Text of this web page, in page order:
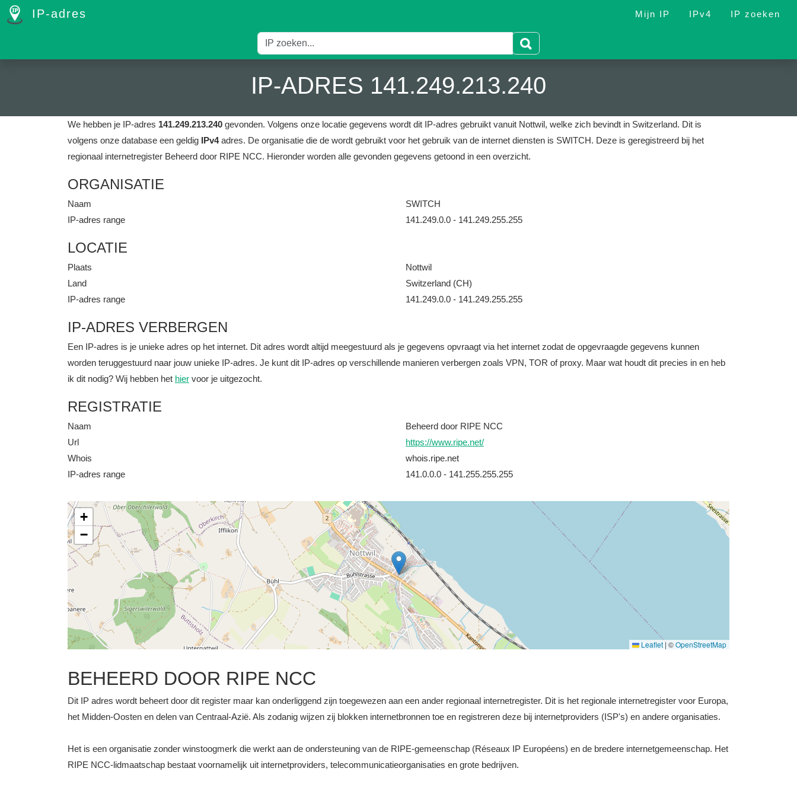
IP-adres Mijn IP IPv4 IP zoeken
IP-ADRES 141.249.213.240
We hebben je IP-adres 141.249.213.240 gevonden. Volgens onze locatie gegevens wordt dit IP-adres gebruikt vanuit Nottwil, welke zich bevindt in Switzerland. Dit is
volgens onze database een geldig IPv4adres. De organisatie die de wordt gebruikt voor het gebruik van de internet diensten is SWITCH. Deze is geregistreerd bij het
regionaal internetregister Beheerd door RIPE NCC. Hieronder worden alle gevonden gegevens getoond in een overzicht.
ORGANISATIE
Naam
SWITCH
IP-adres range
141.249.0.0 - 141.249.255.255
LOCATIE
Plaats
Nottwil
Land
Switzerland (CH)
IP-adres range
141.249.0.0 - 141.249.255.255
IP-ADRES VERBERGEN
Een IP-adres is je unieke adres op het internet. Dit adres wordt altijd meegestuurd als je gegevens opvraagt via het internet zodat de opgevraagde gegevens kunnen
worden teruggestuurd naar jouw unieke IP-adres. Je kunt dit IP-adres op verschillende manieren verbergen zoals VPN, TOR of proxy. Maar wat houdt dit precies in en heb
ik dit nodig? Wij hebben het hier voor je uitgezocht.
REGISTRATIE
Naam
Beheerd door RIPE NCC
Url
https://www.ripe.net/
Whois
whois.ripe.net
IP-adres range
141.0.0.0 - 141.255.255.255
+
−
Leaflet | ©OpenStreetMap
BEHEERD DOOR RIPE NCC
Dit IP adres wordt beheert door dit register maar kan onderliggend zijn toegewezen aan een ander regionaal internetregister. Dit is het regionale internetregister voor Europa,
het Midden-Oosten en delen van Centraal-Azië. Als zodanig wijzen zij blokken internetbronnen toe en registreren deze bij internetproviders (ISP's) en andere organisaties.
Het is een organisatie zonder winstoogmerk die werkt aan de ondersteuning van de RIPE-gemeenschap (Réseaux IP Européens) en de bredere internetgemeenschap. Het
RIPE NCC-lidmaatschap bestaat voornamelijk uit internetproviders, telecommunicatieorganisaties en grote bedrijven.